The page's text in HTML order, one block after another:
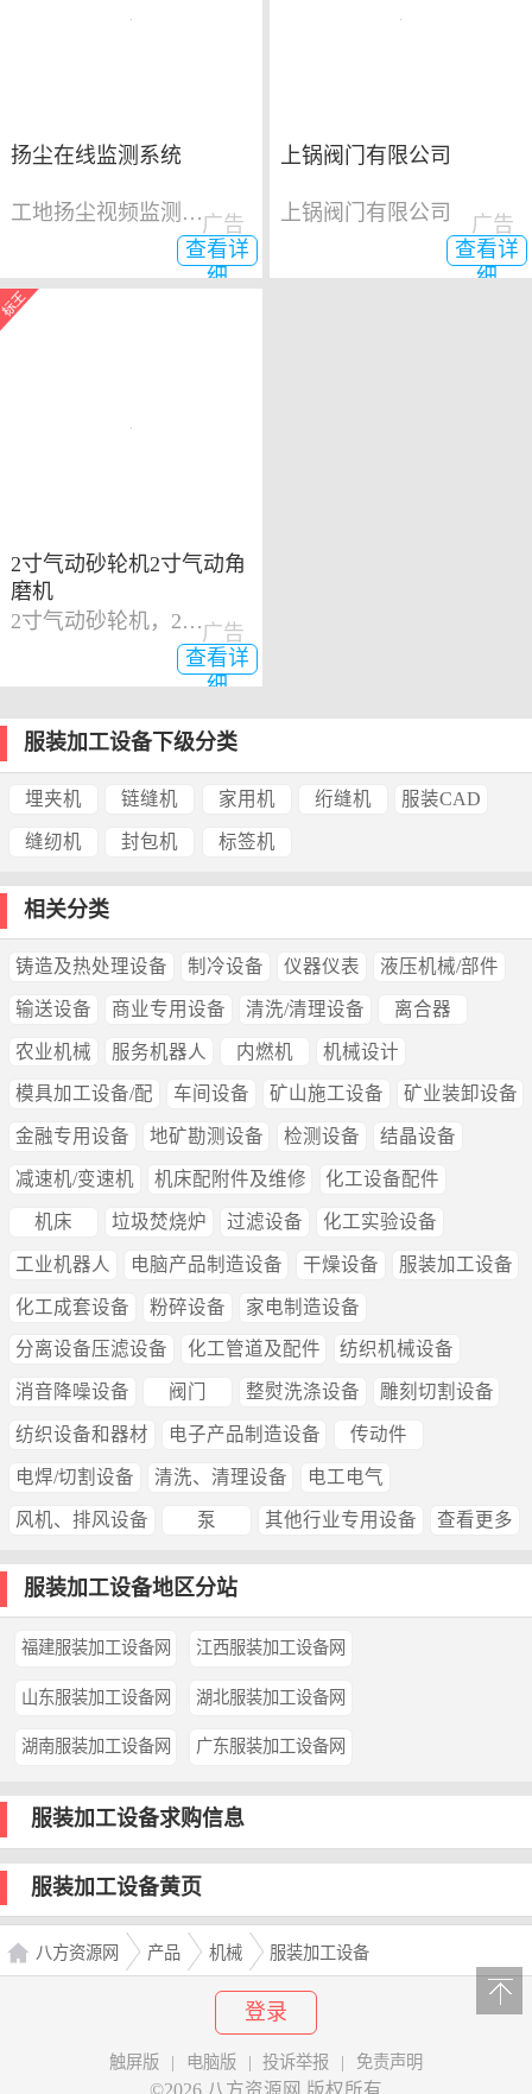
扬尘在线监测系统
工地扬尘视频监测系统
查看详
细
广告
上锅阀门有限公司
上锅阀门有限公司
查看详
细
广告
2寸气动砂轮机2寸气动角
磨机
2寸气动砂轮机，2寸气动角磨机
查看详
细
广告
服装加工设备下级分类
埋夹机 链缝机 家用机 绗缝机 服装CAD
缝纫机 封包机 标签机
相关分类
铸造及热处理设备 制冷设备 仪器仪表 液压机械/部件
输送设备 商业专用设备 清洗/清理设备 离合器
农业机械 服务机器人 内燃机 机械设计
模具加工设备/配 车间设备 矿山施工设备 矿业装卸设备
金融专用设备 地矿勘测设备 检测设备 结晶设备
减速机/变速机 机床配附件及维修 化工设备配件
机床 垃圾焚烧炉 过滤设备 化工实验设备
工业机器人 电脑产品制造设备 干燥设备 服装加工设备
化工成套设备 粉碎设备 家电制造设备
分离设备压滤设备 化工管道及配件 纺织机械设备
消音降噪设备 阀门 整熨洗涤设备 雕刻切割设备
纺织设备和器材 电子产品制造设备 传动件
电焊/切割设备 清洗、清理设备 电工电气
风机、排风设备 泵 其他行业专用设备 查看更多
服装加工设备地区分站
福建服装加工设备网 江西服装加工设备网
山东服装加工设备网 湖北服装加工设备网
湖南服装加工设备网 广东服装加工设备网
服装加工设备求购信息
服装加工设备黄页
八方资源网 产品 机械 服装加工设备
登录
触屏版 | 电脑版 | 投诉举报 | 免责声明